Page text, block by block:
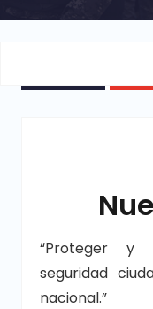
“Proteger y
seguridad
nacional.”